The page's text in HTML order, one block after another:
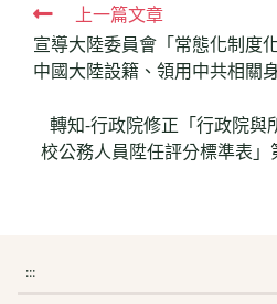
Read
more
articles
上一篇文章
宣導大陸委員會「常態化制度
中國大陸設籍、領用中共相關
轉知-行政院修正「行政院與
校公務人員陞任評分標準表
:::